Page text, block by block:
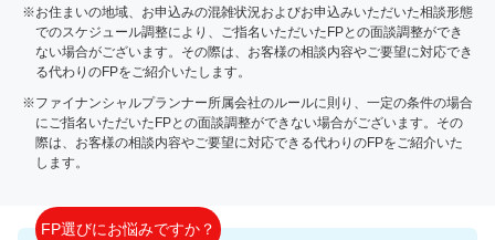
※お住まいの地域、お申込みの混雑状況およびお申込みいただいた相談形態
でのスケジュール調整により、ご指名いただいたFPとの面談調整ができ
ない場合がございます。その際は、お客様の相談内容やご要望に対応でき
る代わりのFPをご紹介いたします。
※ファイナンシャルプランナー所属会社のルールに則り、一定の条件の場合
にご指名いただいたFPとの面談調整ができない場合がございます。その
際は、お客様の相談内容やご要望に対応できる代わりのFPをご紹介いた
します。
FP選びにお悩みですか？